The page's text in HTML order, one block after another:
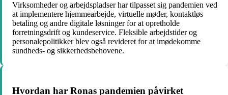
Virksomheder og arbejdspladser har tilpasset sig pandemien ved
at implementere hjemmearbejde, virtuelle møder, kontaktløs
betaling og andre digitale løsninger for at opretholde
forretningsdrift og kundeservice. Fleksible arbejdstider og
personalepolitikker blev også revideret for at imødekomme
sundheds- og sikkerhedsbehovene.
Hvordan har Ronas pandemien påvirket